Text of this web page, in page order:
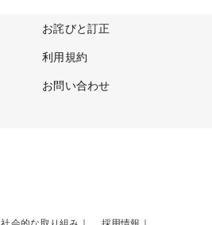
お詫びと訂正
利用規約
お問い合わせ